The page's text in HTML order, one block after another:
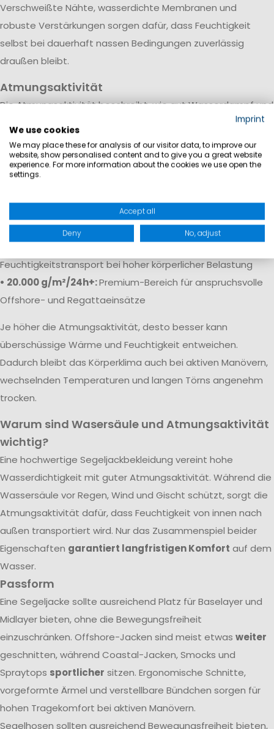
Verschweißte Nähte, wasserdichte Membranen und
robuste Verstärkungen sorgen dafür, dass Feuchtigkeit
selbst bei dauerhaft nassen Bedingungen zuverlässig
draußen bleibt.
Atmungsaktivität
Die Atmungsaktivität beschreibt, wie gut Wasserdampf und
transportiert werden. Sie wird meist in Gramm pro
Quadratmeter innerhalb von 24 Stunden (g/m²/24h)
angegeben.
• 10.000 g/m²/24h:Gute Atmungsaktivität für aktive Segler
Feuchtigkeitstransport bei hoher körperlicher Belastung
• 20.000 g/m²/24h+:Premium-Bereich für anspruchsvolle
Offshore- und Regattaeinsätze
Je höher die Atmungsaktivität, desto besser kann
überschüssige Wärme und Feuchtigkeit entweichen.
Dadurch bleibt das Körperklima auch bei aktiven Manövern,
wechselnden Temperaturen und langen Törns angenehm
trocken.
Warum sind Wasersäule und Atmungsaktivität
wichtig?
Eine hochwertige Segeljackbekleidung vereint hohe
Wasserdichtigkeit mit guter Atmungsaktivität. Während die
Wassersäule vor Regen, Wind und Gischt schützt, sorgt die
Atmungsaktivität dafür, dass Feuchtigkeit von innen nach
außen transportiert wird. Nur das Zusammenspiel beider
Eigenschaften garantiert langfristigen Komfort auf dem
Wasser.
Passform
Eine Segeljacke sollte ausreichend Platz für Baselayer und
Midlayer bieten, ohne die Bewegungsfreiheit
einzuschränken. Offshore-Jacken sind meist etwas weiter
geschnitten, während Coastal-Jacken, Smocks und
Spraytops sportlicher sitzen. Ergonomische Schnitte,
vorgeformte Ärmel und verstellbare Bündchen sorgen für
hohen Tragekomfort bei aktiven Manövern.
Segelhosen sollten ausreichend Bewegungsfreiheit bieten,
Imprint
We use cookies
We may place these for analysis of our visitor data, to improve our
website, show personalised content and to give you a great website
experience. For more information about the cookies we use open the
settings.
Accept all
Deny No, adjust